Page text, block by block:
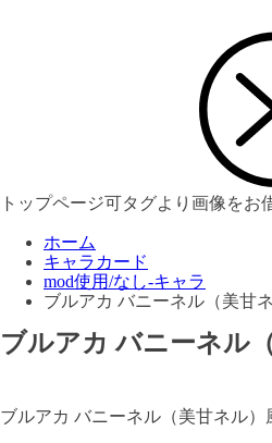
トップページ可タグより画像をお
ホーム
キャラカード
mod使用/なし-キャラ
ブルアカ バニーネル（美甘
ブルアカ バニーネル
ブルアカ バニーネル（美甘ネル）